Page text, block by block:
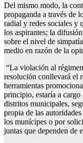
Del mismo modo, la
propaganda a través de
radial y redes sociales y
los aspirantes; la
sobre el nivel de
medio en razón de la
“La violación al
resolución conllevará el
herramientas
principio, estaría a cargo
distritos municipales,
propia de las
los munícipes o por
juntas que dependen de